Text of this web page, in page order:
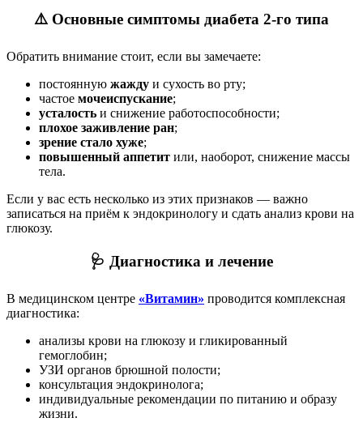
⚠️ Основные симптомы диабета 2-го типа
Обратить внимание стоит, если вы замечаете:
постоянную жажду и сухость во рту;
частое мочеиспускание;
усталость и снижение работоспособности;
плохое заживление ран;
зрение стало хуже;
повышенный аппетит или, наоборот, снижение массы
тела.
Если у вас есть несколько из этих признаков — важно
записаться на приём к эндокринологу и сдать анализ крови на
глюкозу.
🩺 Диагностика и лечение
В медицинском центре «Витамин» проводится комплексная
диагностика:
анализы крови на глюкозу и гликированный
гемоглобин;
УЗИ органов брюшной полости;
консультация эндокринолога;
индивидуальные рекомендации по питанию и образу
жизни.